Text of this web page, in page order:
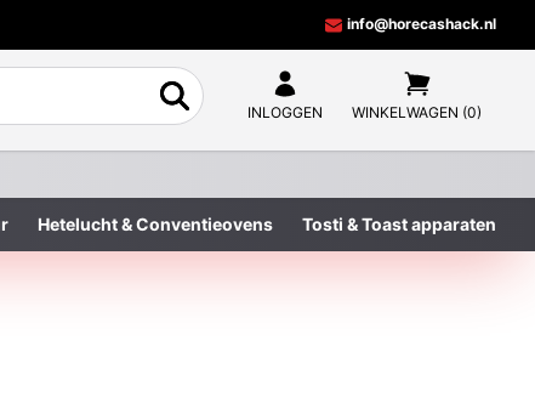
info@horecashack.nl
INLOGGEN WINKELWAGEN (0)
Hetelucht & Conventieovens Tosti & Toast apparaten